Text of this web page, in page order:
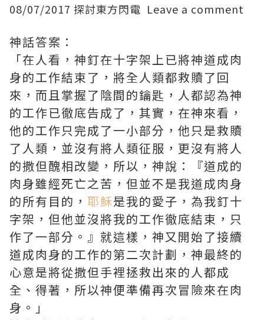
08/07/2017 探討東方閃電 Leave a comment
神話答案：
「在人看，神釘在十字架上已將神道成肉
身的工作結束了，將全人類都救贖了回
來，而且掌握了陰間的鑰匙，人都認為神
的工作已徹底告成了，其實，在神來看，
他的工作只完成了一小部分，他只是救贖
了人類，並沒有將人類征服，更沒有將人
的撒但醜相改變，所以，神說：『道成的
肉身雖經死亡之苦，但並不是我道成肉身
的所有目的， 耶穌是我的愛子，為我釘十
字架，但他並沒將我的工作徹底結束，只
作了一部分。』就這樣，神又開始了接續
道成肉身的工作的第二次計劃，神最終的
心意是將從撒但手裡拯救出來的人都成
全、得著，所以神便準備再次冒險來在肉
身。」